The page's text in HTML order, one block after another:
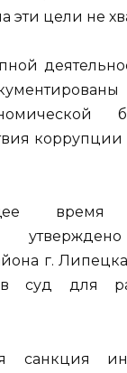
эти цели не
время
г.
в суд для
санкция